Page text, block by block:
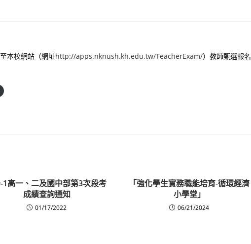
本校網站（網址http://apps.nknush.kh.edu.tw/TeacherExam/）教師甄選報名
1高一、二及國中部第3次段考
成績查詢通知
01/17/2022
「強化學生實務職能培育-循環經濟
小學堂」
06/21/2024